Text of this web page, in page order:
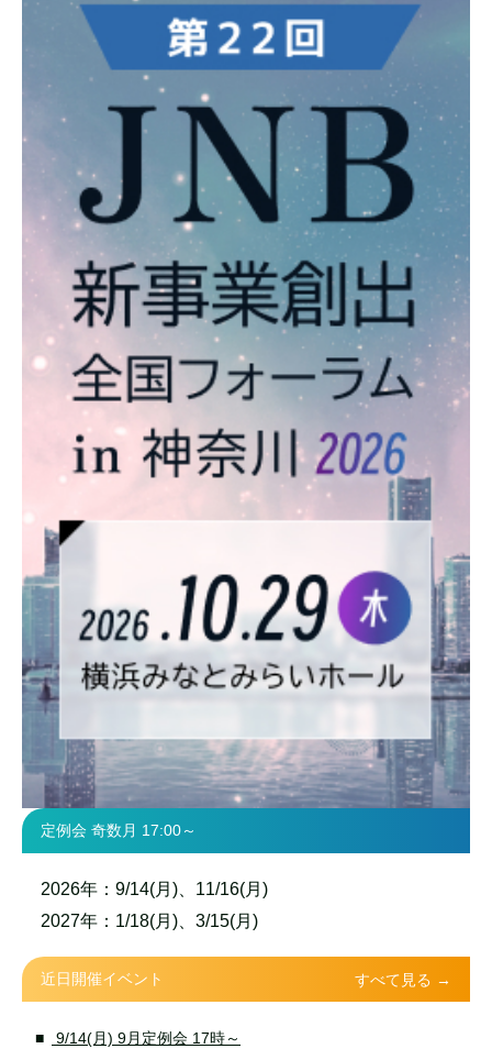
定例会 奇数月 17:00～
2026年：9/14(月)、11/16(月)
2027年：1/18(月)、3/15(月)
近日開催イベント すべて見る →
9/14(月) 9月定例会 17時～